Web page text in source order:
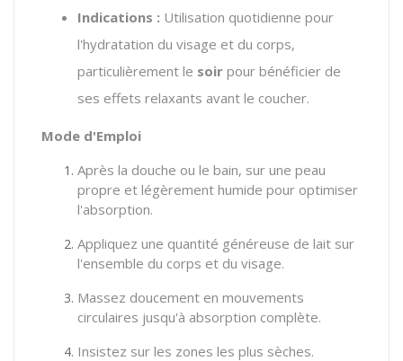
Indications : Utilisation quotidienne pour
l'hydratation du visage et du corps,
particulièrement le soir pour bénéficier de
ses effets relaxants avant le coucher.
Mode d'Emploi
Après la douche ou le bain, sur une peau
propre et légèrement humide pour optimiser
l'absorption.
Appliquez une quantité généreuse de lait sur
l'ensemble du corps et du visage.
Massez doucement en mouvements
circulaires jusqu'à absorption complète.
Insistez sur les zones les plus sèches.